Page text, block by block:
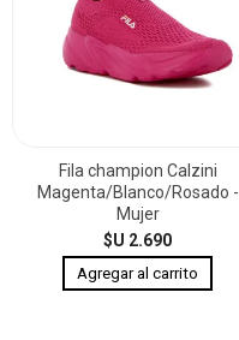
Fila champion Calzini
Magenta/Blanco/Rosado -
Mujer
$U 2.690